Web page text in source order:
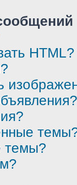
HTML?
темы?